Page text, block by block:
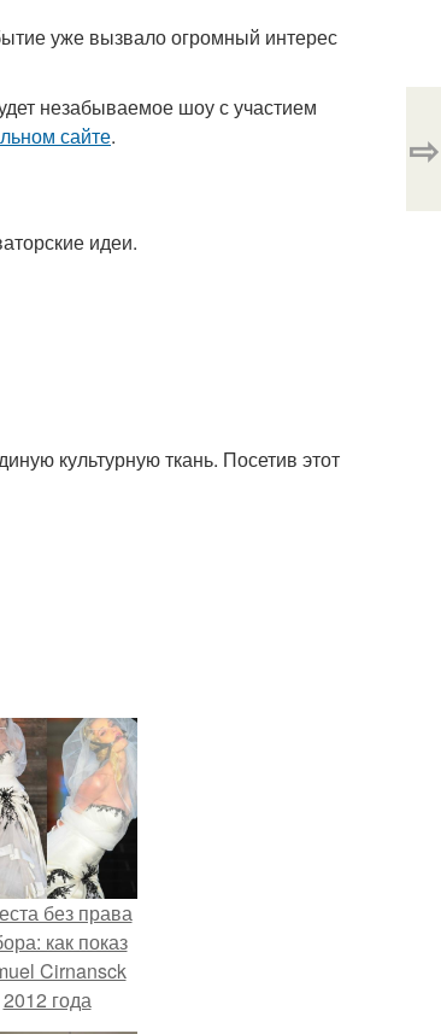
уже вызвало огромный интерес
незабываемое шоу с участием
сайте.
идеи.
культурную ткань. Посетив этот
⇨
без права
как показ
Cirnansck
2012 года